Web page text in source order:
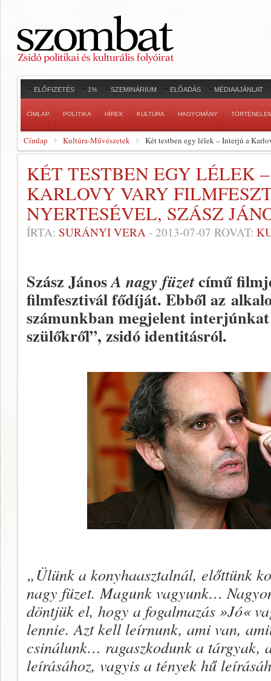
ELŐFIZETÉS 1% SZEMINÁRIUM ELŐADÁS MÉDIAAJÁNLAT
CÍMLAP POLITIKA HÍREK KULTÚRA HAGYOMÁNY
Címlap Kultúra-Művészetek Két testben egy lélek – Interjú a
KÉT TESTBEN EGY LÉLEK
KARLOVY VARY
NYERTESÉVEL, SZÁSZ
ÍRTA: SURÁNYI VERA - 2013-07-07 ROVAT:
Szász JánosA nagy füzetcímű
filmfesztivál fődíját. Ebből az
számunkban megjelent
szülőkről”, zsidó identitásról.
„Ülünk a konyhaasztalnál, előttünk
nagy füzet. Magunk vagyunk…
döntjük el, hogy a fogalmazás »Jó«
lennie. Azt kell leírnunk, ami van,
csinálunk… ragaszkodunk a tárgyak,
leírásához, vagyis a tények hű